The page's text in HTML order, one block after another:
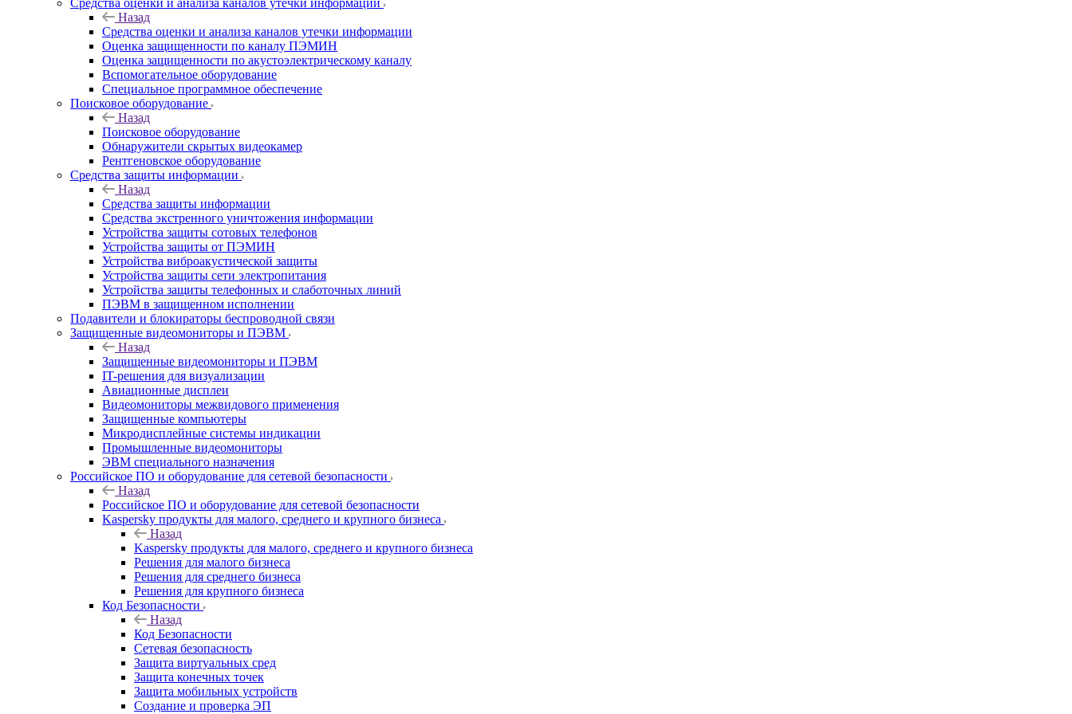
Средства оценки и анализа каналов утечки информации
Назад
Средства оценки и анализа каналов утечки информации
Оценка защищенности по каналу ПЭМИН
Оценка защищенности по акустоэлектрическому каналу
Вспомогательное оборудование
Специальное программное обеспечение
Поисковое оборудование
Назад
Поисковое оборудование
Обнаружители скрытых видеокамер
Рентгеновское оборудование
Средства защиты информации
Назад
Средства защиты информации
Средства экстренного уничтожения информации
Устройства защиты сотовых телефонов
Устройства защиты от ПЭМИН
Устройства виброакустической защиты
Устройства защиты сети электропитания
Устройства защиты телефонных и слаботочных линий
ПЭВМ в защищенном исполнении
Подавители и блокираторы беспроводной связи
Защищенные видеомониторы и ПЭВМ
Назад
Защищенные видеомониторы и ПЭВМ
IT-решения для визуализации
Авиационные дисплеи
Видеомониторы межвидового применения
Защищенные компьютеры
Микродисплейные системы индикации
Промышленные видеомониторы
ЭВМ специального назначения
Российское ПО и оборудование для сетевой безопасности
Назад
Российское ПО и оборудование для сетевой безопасности
Kaspersky продукты для малого, среднего и крупного бизнеса
Назад
Kaspersky продукты для малого, среднего и крупного бизнеса
Решения для малого бизнеса
Решения для среднего бизнеса
Решения для крупного бизнеса
Код Безопасности
Назад
Код Безопасности
Сетевая безопасность
Защита виртуальных сред
Защита конечных точек
Защита мобильных устройств
Создание и проверка ЭП